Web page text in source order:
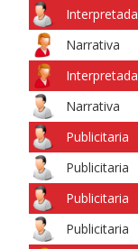
Interpretada
Narrativa
Interpretada
Narrativa
Publicitaria
Publicitaria
Publicitaria
Publicitaria